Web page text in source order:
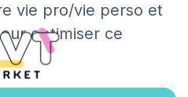
vie pro/vie perso et
optimiser ce